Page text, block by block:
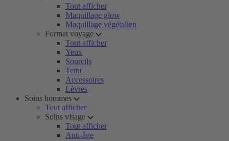
Tout afficher
Maquillage glow
Maquillage végétalien
Format voyage
Tout afficher
Yeux
Sourcils
Teint
Accessoires
Lèvres
Soins hommes
Tout afficher
Soins visage
Tout afficher
Anti-âge